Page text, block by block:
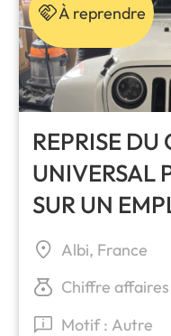
À reprendre
REPRISE DU
UNIVERSAL
SUR UN
PREMIUM
Albi, France
Chiffre
Motif : Autre